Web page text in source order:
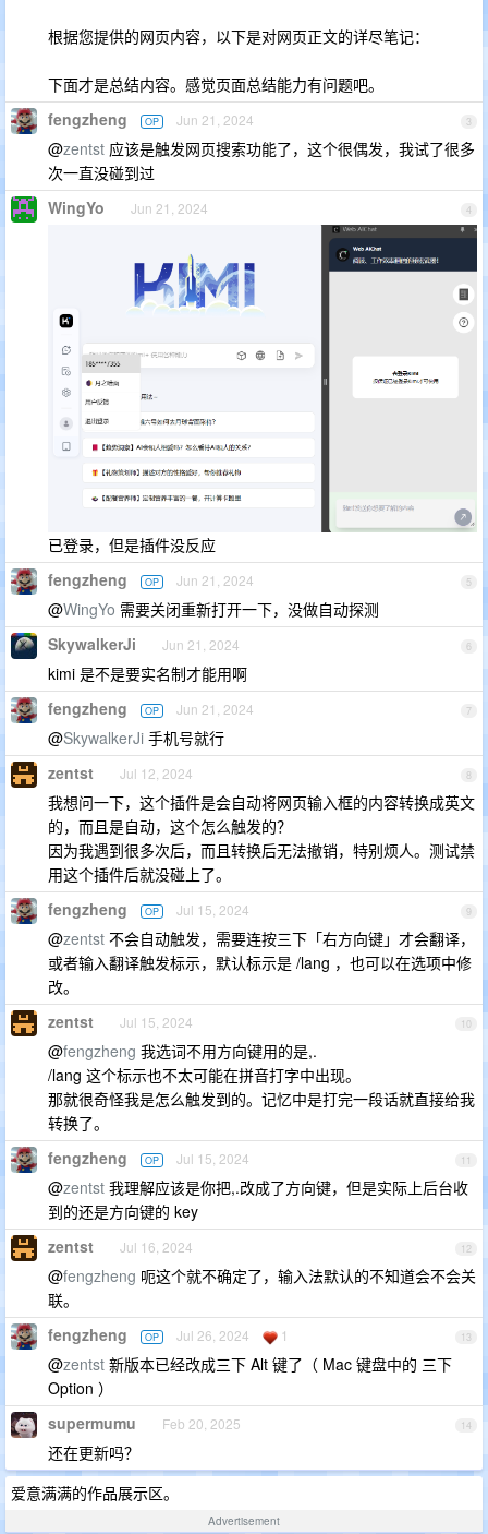
根据您提供的网页内容，以下是对网页正文的详尽笔记：
下面才是总结内容。感觉页面总结能力有问题吧。
3
fengzheng OP Jun 21, 2024
@zentst 应该是触发网页搜索功能了，这个很偶发，我试了很多
次一直没碰到过
4
WingYo Jun 21, 2024
已登录，但是插件没反应
5
fengzheng OP Jun 21, 2024
@WingYo 需要关闭重新打开一下，没做自动探测
6
SkywalkerJi Jun 21, 2024
kimi 是不是要实名制才能用啊
7
fengzheng OP Jun 21, 2024
@SkywalkerJi 手机号就行
8
zentst Jul 12, 2024
我想问一下，这个插件是会自动将网页输入框的内容转换成英文
的，而且是自动，这个怎么触发的？
因为我遇到很多次后，而且转换后无法撤销，特别烦人。测试禁
用这个插件后就没碰上了。
9
fengzheng OP Jul 15, 2024
@zentst 不会自动触发，需要连按三下「右方向键」才会翻译，
或者输入翻译触发标示，默认标示是 /lang ，也可以在选项中修
改。
10
zentst Jul 15, 2024
@fengzheng 我选词不用方向键用的是,.
/lang 这个标示也不太可能在拼音打字中出现。
那就很奇怪我是怎么触发到的。记忆中是打完一段话就直接给我
转换了。
11
fengzheng OP Jul 15, 2024
@zentst 我理解应该是你把,.改成了方向键，但是实际上后台收
到的还是方向键的 key
12
zentst Jul 16, 2024
@fengzheng 呃这个就不确定了，输入法默认的不知道会不会关
联。
13
fengzheng OP Jul 26, 2024 1
@zentst 新版本已经改成三下 Alt 键了（ Mac 键盘中的 三下
Option ）
14
supermumu Feb 20, 2025
还在更新吗？
爱意满满的作品展示区。
Advertisement